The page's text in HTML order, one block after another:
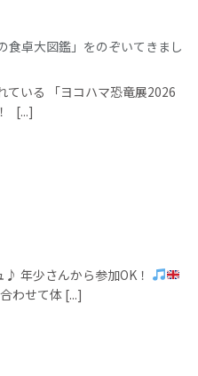
食卓大図鑑」をのぞいてきまし
ている 「ヨコハマ恐竜展2026
[...]
年少さんから参加OK！
わせて体 [...]